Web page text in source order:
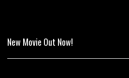
New Movie Out Now!